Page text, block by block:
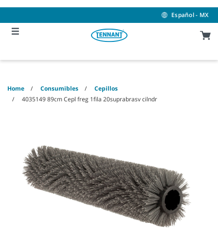
content
navigation
menu
Español - MX
Home Consumibles
Cepillos
4035149 89cm Cepl freg 1fila 20suprabrasv cilndr